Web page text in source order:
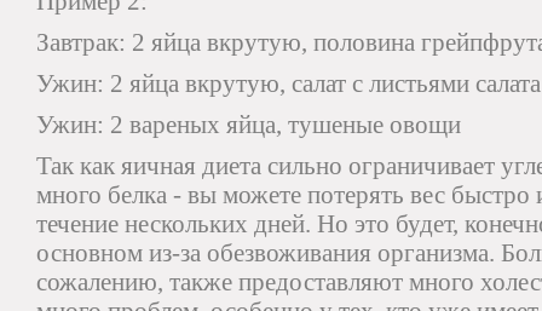
Завтрак: 2 яйца вкрутую, половина
Ужин: 2 яйца вкрутую, салат с листьями
Ужин: 2 вареных яйца, тушеные овощи
Так как яичная диета сильно ограничивает
много белка - вы можете потерять вес
течение нескольких дней. Но это будет,
основном из-за обезвоживания организма.
сожалению, также предоставляют много